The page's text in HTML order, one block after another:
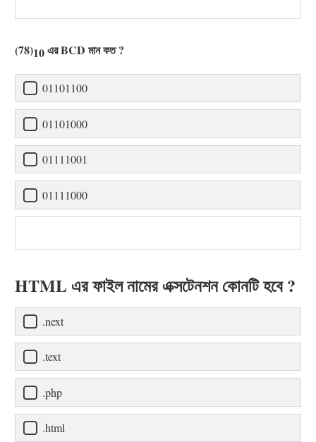
(78)10এর BCD মান কত ?
01101100
01101000
01111001
01111000
HTML এর ফাইল নামের এক্সটেনশন কোনটি হবে ?
.next
.text
.php
.html